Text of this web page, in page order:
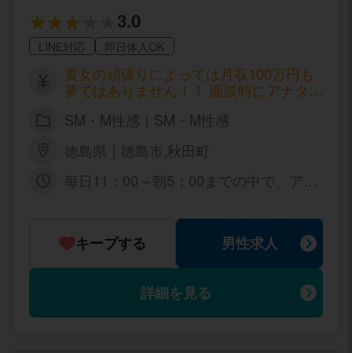
間体験入店の場合5日分のお給料全てお
持ち帰れます！！ ◎12日間体験入店の
場合6日分のお給料全てお持ち帰れま
す！！ ◎14日間体験入店の場合7日分の
お給料全てお持ち帰れます！！ ◎16日
間体験入店の場合8日分のお給料全てお
持ち帰れます！！ ◎18日間体験入店の
す！！ ◎20日間体験入店の場合10日分
のお給料全てお持ち帰れます！！ ◇お給
料システム ･60分・6000円～8000円 ･90
最後でかまいませんのでお気軽にご連絡
下さいませ。 ※まずはお問合せだけでも
お持ちいたしております。 ◎応募 お電
話でのお問い合わせ ↓↓↓ 080-6396-949
6 メールでのお問合せ ↓↓↓ mmm0812m
y@gmail.com
3.0
LINE対応 即日体入OK
貴女の頑張りによっては月収100万円も
夢ではありません！！ 面談時にアナタの
いね♪ 目標が達成出来るよう、全力でサ
女、女王様、痴女、の方 男性に触られる
のが苦手な方、むしろ男嫌いの方も大募
集☆ 他店で経験ある方も大歓迎です！
きな方は女王様向き♪ ぜひ当店でお仕事
してみてくださいね！ チャットレディも
募集中☆詳しくはお問い合わせください
ね！ ②女装娘さん、ニューハーフさん
（性転換された方もOK！）募集 美しさ
を保つためにはお金が必要。 趣味と実益
を合わせたお仕事をしましょう！ 昼職で
SM・M性感｜SM・M性感
徳島県｜徳島市,秋田町
毎日11：00～朝5：00までの中で、アナ
問合せ下さいね(*^。^*)
キープする 男性求人
詳細を見る